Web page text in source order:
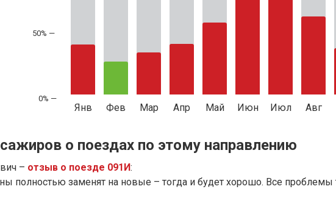
50% —
Янв Фев Мар Апр Май Июн Июл Авг
о поездах по этому направлению
– отзыв о поезде 091И:
полностью заменят на новые – тогда и будет хорошо. Все